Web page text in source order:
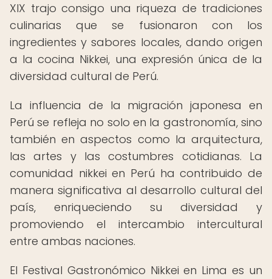
XIX trajo consigo una riqueza de tradiciones
culinarias que se fusionaron con los
ingredientes y sabores locales, dando origen
a la cocina Nikkei, una expresión única de la
diversidad cultural de Perú.
La influencia de la migración japonesa en
Perú se refleja no solo en la gastronomía, sino
también en aspectos como la arquitectura,
las artes y las costumbres cotidianas. La
comunidad nikkei en Perú ha contribuido de
manera significativa al desarrollo cultural del
país, enriqueciendo su diversidad y
promoviendo el intercambio intercultural
entre ambas naciones.
El Festival Gastronómico Nikkei en Lima es un